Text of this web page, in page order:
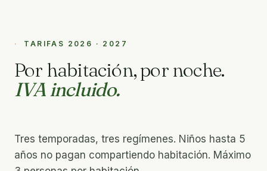
TARIFAS 2026 · 2027
Por habitación, por noche.
IVA incluido.
Tres temporadas, tres regímenes. Niños hasta 5
años no pagan compartiendo habitación. Máximo